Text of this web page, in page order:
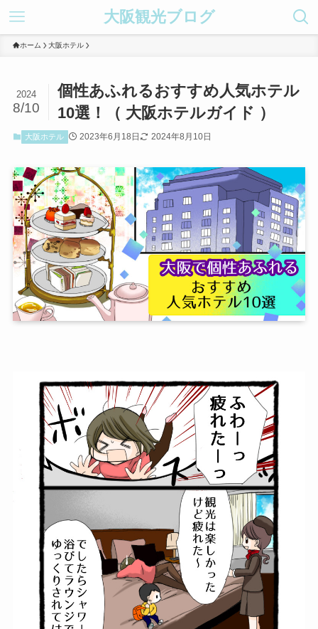
大阪観光ブログ
ホーム 大阪ホテル
個性あふれるおすすめ人気ホテル
10選！（ 大阪ホテルガイド ）
2024
8/10
大阪ホテル 2023年6月18日 2024年8月10日